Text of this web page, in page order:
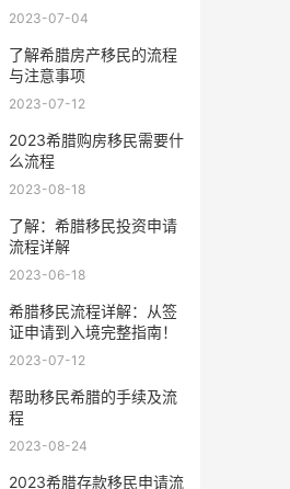
2023-07-04
了解希腊房产移民的流程
与注意事项
2023-07-12
2023希腊购房移民需要什
么流程
2023-08-18
了解：希腊移民投资申请
流程详解
2023-06-18
希腊移民流程详解：从签
证申请到入境完整指南！
2023-07-12
帮助移民希腊的手续及流
程
2023-08-24
2023希腊存款移民申请流